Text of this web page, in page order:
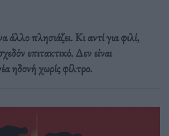
άλλο πλησιάζει. Κι αντί για φιλί,
επιτακτικό. Δεν είναι
ηδονή χωρίς φίλτρο.